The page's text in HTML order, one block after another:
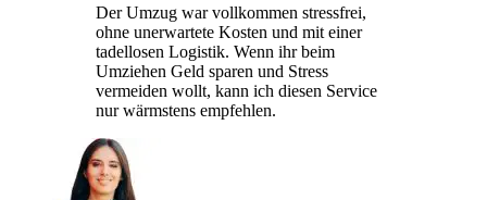
Der Umzug war vollkommen stressfrei,
ohne unerwartete Kosten und mit einer
tadellosen Logistik. Wenn ihr beim
Umziehen Geld sparen und Stress
vermeiden wollt, kann ich diesen Service
nur wärmstens empfehlen.